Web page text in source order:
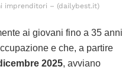
imprenditori – (dailybest.it)
ai giovani fino a 35 anni
e che, a partire
2025, avviano